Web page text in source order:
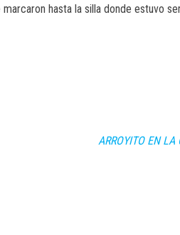
hasta la silla donde estuvo
ARROYITO EN LA